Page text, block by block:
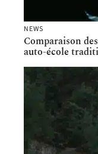
NEWS
Comparaison
auto-école